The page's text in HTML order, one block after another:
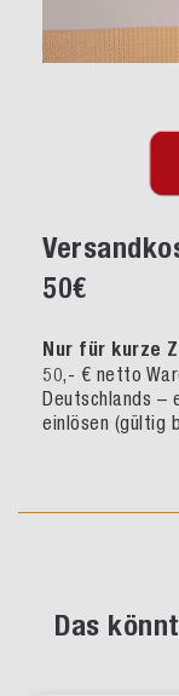
50€
Nur für kurze
50,- € netto
Deutschlands –
einlösen (gültig
Das